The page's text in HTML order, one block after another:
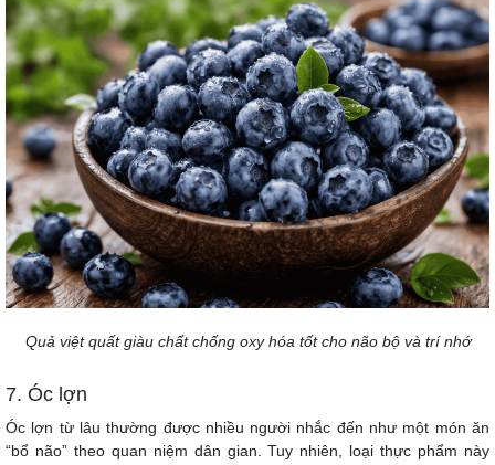
Quả việt quất giàu chất chống oxy hóa tốt cho não bộ và trí nhớ
7. Óc lợn
Óc lợn từ lâu thường được nhiều người nhắc đến như một món ăn
“bổ não” theo quan niệm dân gian. Tuy nhiên, loại thực phẩm này